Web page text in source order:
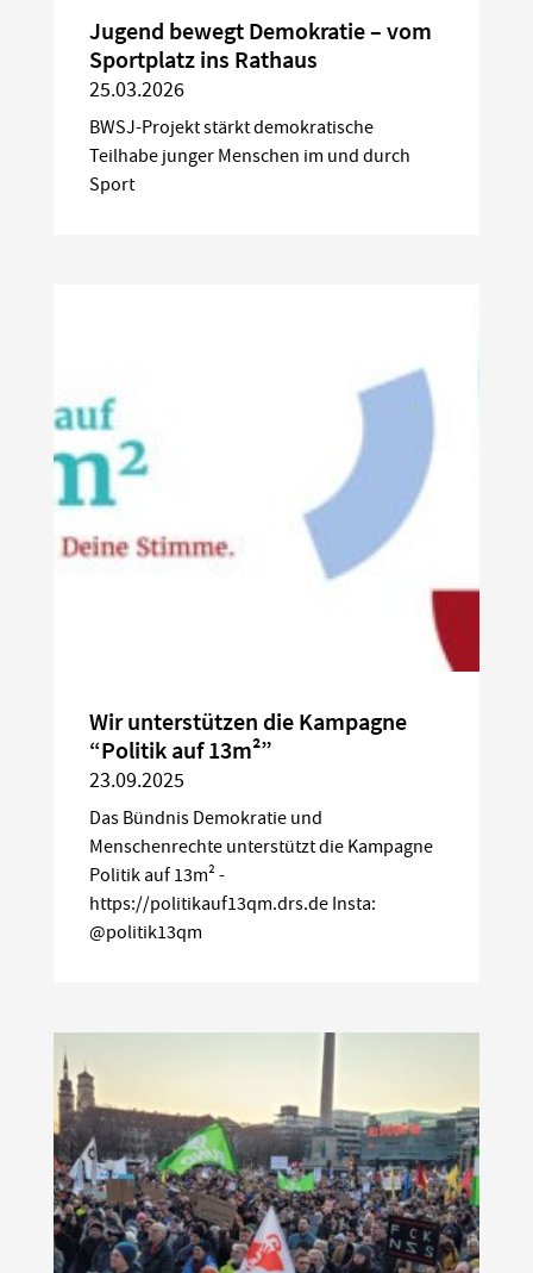
Jugend bewegt Demokratie – vom
Sportplatz ins Rathaus
25.03.2026
BWSJ-Projekt stärkt demokratische
Teilhabe junger Menschen im und durch
Sport
Wir unterstützen die Kampagne
“Politik auf 13m²”
23.09.2025
Das Bündnis Demokratie und
Menschenrechte unterstützt die Kampagne
Politik auf 13m² -
https://politikauf13qm.drs.de Insta:
@politik13qm